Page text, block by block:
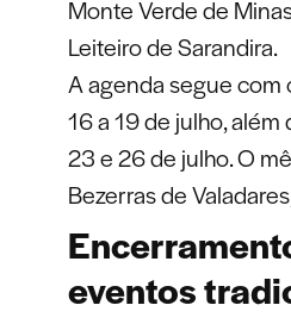
Monte Verde de
Leiteiro de Sarandira.
A agenda segue com
16 a 19 de julho,
23 e 26 de julho. O
Bezerras de
eventos